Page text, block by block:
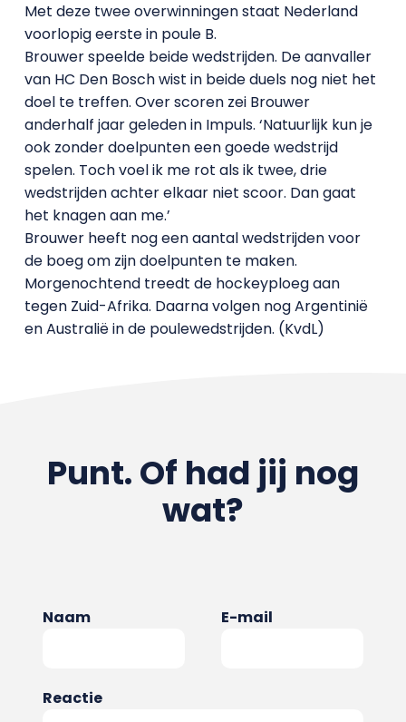
Met deze twee overwinningen staat Nederland
voorlopig eerste in poule B.
Brouwer speelde beide wedstrijden. De aanvaller
van HC Den Bosch wist in beide duels nog niet het
doel te treffen. Over scoren zei Brouwer
anderhalf jaar geleden in Impuls. ‘Natuurlijk kun je
ook zonder doelpunten een goede wedstrijd
spelen. Toch voel ik me rot als ik twee, drie
wedstrijden achter elkaar niet scoor. Dan gaat
het knagen aan me.’
Brouwer heeft nog een aantal wedstrijden voor
de boeg om zijn doelpunten te maken.
Morgenochtend treedt de hockeyploeg aan
tegen Zuid-Afrika. Daarna volgen nog Argentinië
en Australië in de poulewedstrijden. (KvdL)
Punt. Of had jij nog
wat?
Naam E-mail
Reactie